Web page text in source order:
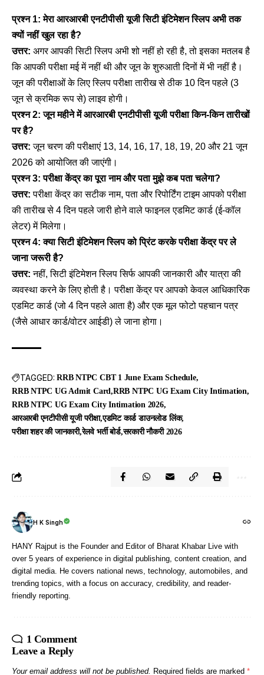
प्रश्न 1: मेरा आरआरबी एनटीपीसी यूजी सिटी इंटिमेशन स्लिप अभी तक
क्यों नहीं खुल रहा है?
उत्तर: अगर आपकी सिटी स्लिप अभी शो नहीं हो रही है, तो इसका मतलब है
कि आपकी परीक्षा मई में नहीं थी और जून के शुरुआती दिनों में भी नहीं है।
जून की परीक्षाओं के लिए स्लिप परीक्षा तारीख से ठीक 10 दिन पहले (3
जून से क्रमिक रूप से) लाइव होगी।
प्रश्न 2: जून महीने में आरआरबी एनटीपीसी यूजी परीक्षा किन-किन तारीखों
पर है?
उत्तर: जून चरण की परीक्षाएं 13, 14, 16, 17, 18, 19, 20 और 21 जून
2026 को आयोजित की जाएंगी।
प्रश्न 3: परीक्षा केंद्र का पूरा नाम और पता मुझे कब पता चलेगा?
उत्तर: परीक्षा केंद्र का सटीक नाम, पता और रिपोर्टिंग टाइम आपको परीक्षा
की तारीख से 4 दिन पहले जारी होने वाले फाइनल एडमिट कार्ड (ई-कॉल
लेटर) में मिलेगा।
प्रश्न 4: क्या सिटी इंटिमेशन स्लिप को प्रिंट करके परीक्षा केंद्र पर ले
जाना जरूरी है?
उत्तर: नहीं, सिटी इंटिमेशन स्लिप सिर्फ आपकी जानकारी और यात्रा की
व्यवस्था करने के लिए होती है। परीक्षा केंद्र पर आपको केवल आधिकारिक
एडमिट कार्ड (जो 4 दिन पहले आता है) और एक मूल फोटो पहचान पत्र
(जैसे आधार कार्ड/वोटर आईडी) ले जाना होगा।
TAGGED: RRB NTPC CBT 1 June Exam Schedule
RRB NTPC UG Admit Card RRB NTPC UG Exam City Intimation
RRB NTPC UG Exam City Intimation 2026
आरआरबी एनटीपीसी यूजी परीक्षा एडमिट कार्ड डाउनलोड लिंक
परीक्षा शहर की जानकारी रेलवे भर्ती बोर्ड सरकारी नौकरी 2026
H K Singh
HANY Rajput is the Founder and Editor of Bharat Khabar Live with
over 5 years of experience in digital publishing, content creation, and
digital media. He covers national news, technology, automobiles, and
trending topics, with a focus on accuracy, credibility, and reader-
friendly reporting.
1 Comment
Leave a Reply
Your email address will not be published. Required fields are marked *